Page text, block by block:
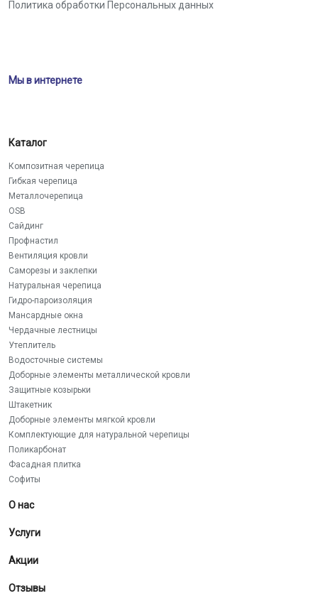
Политика обработки Персональных данных
Мы в интернете
Каталог
Композитная черепица
Гибкая черепица
Металлочерепица
OSB
Сайдинг
Профнастил
Вентиляция кровли
Саморезы и заклепки
Натуральная черепица
Гидро-пароизоляция
Мансардные окна
Чердачные лестницы
Утеплитель
Водосточные системы
Доборные элементы металлической кровли
Защитные козырьки
Штакетник
Доборные элементы мягкой кровли
Комплектующие для натуральной черепицы
Поликарбонат
Фасадная плитка
Софиты
О нас
Услуги
Акции
Отзывы